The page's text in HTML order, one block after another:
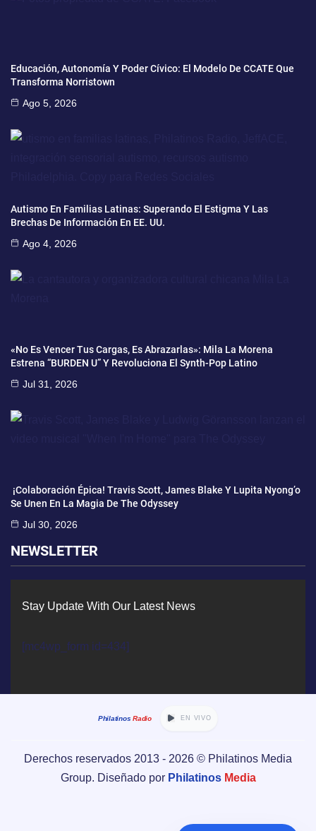
Educación, Autonomía Y Poder Cívico: El Modelo De CCATE Que
Transforma Norristown
Ago 5, 2026
Autismo En Familias Latinas: Superando El Estigma Y Las
Brechas De Información En EE. UU.
Ago 4, 2026
«No Es Vencer Tus Cargas, Es Abrazarlas»: Mila La Morena
Estrena “BURDEN U” Y Revoluciona El Synth-Pop Latino
Jul 31, 2026
¡Colaboración Épica! Travis Scott, James Blake Y Lupita Nyong’o
Se Unen En La Magia De The Odyssey
Jul 30, 2026
NEWSLETTER
Stay Update With Our Latest News
[mc4wp_form id=434]
Philatinos Radio EN VIVO
Derechos reservados 2013 - 2026 © Philatinos Media
Group. Diseñado por Philatinos Media